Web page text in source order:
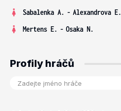
Sabalenka A. - Alexandrova E.
Mertens E. - Osaka N.
Profily hráčů